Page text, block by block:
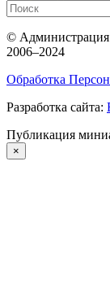
©
2006–2024
Обработка
Разработка сайта:
Публикация
×